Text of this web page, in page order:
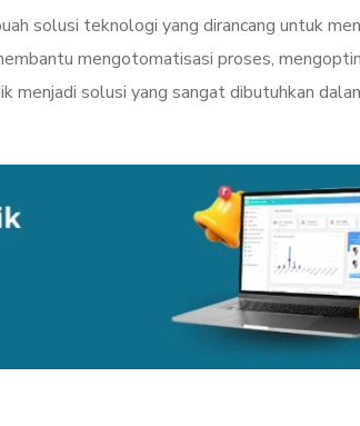
solusi teknologi yang dirancang untuk
mengotomatisasi proses,
menjadi solusi yang sangat dibutuhkan